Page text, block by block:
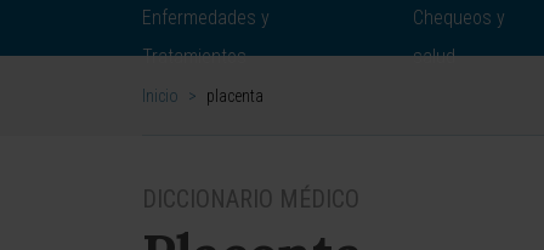
Enfermedades y
Tratamientos
Chequeos y
salud
Inicio > placenta
DICCIONARIO MÉDICO